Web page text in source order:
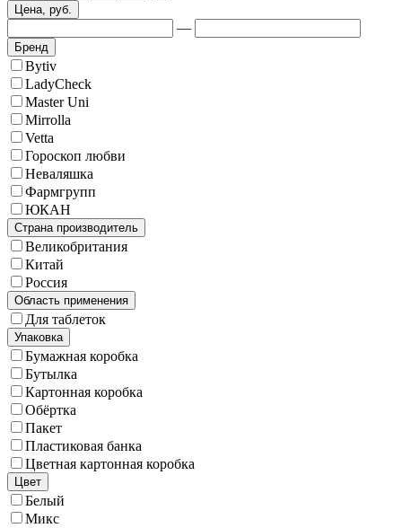
Цена, руб.
—
Бренд
Bytiv
LadyCheck
Master Uni
Mirrolla
Vetta
Гороскоп любви
Неваляшка
Фармгрупп
ЮКАН
Страна производитель
Великобритания
Китай
Россия
Область применения
Для таблеток
Упаковка
Бумажная коробка
Бутылка
Картонная коробка
Обёртка
Пакет
Пластиковая банка
Цветная картонная коробка
Цвет
Белый
Микс